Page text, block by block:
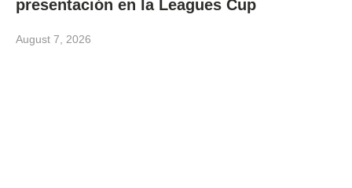
presentación en la Leagues Cup
August 7, 2026